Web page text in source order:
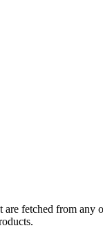
fetched from